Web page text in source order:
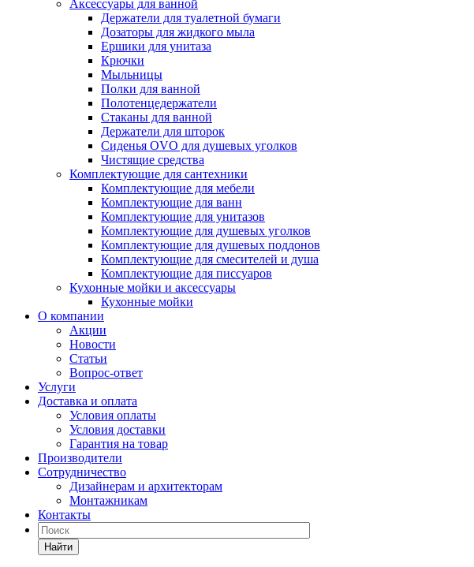
Аксессуары для ванной
Держатели для туалетной бумаги
Дозаторы для жидкого мыла
Ершики для унитаза
Крючки
Мыльницы
Полки для ванной
Полотенцедержатели
Стаканы для ванной
Держатели для шторок
Сиденья OVO для душевых уголков
Чистящие средства
Комплектующие для сантехники
Комплектующие для мебели
Комплектующие для ванн
Комплектующие для унитазов
Комплектующие для душевых уголков
Комплектующие для душевых поддонов
Комплектующие для смесителей и душа
Комплектующие для писсуаров
Кухонные мойки и аксессуары
Кухонные мойки
О компании
Акции
Новости
Статьи
Вопрос-ответ
Услуги
Доставка и оплата
Условия оплаты
Условия доставки
Гарантия на товар
Производители
Сотрудничество
Дизайнерам и архитекторам
Монтажникам
Контакты
Найти